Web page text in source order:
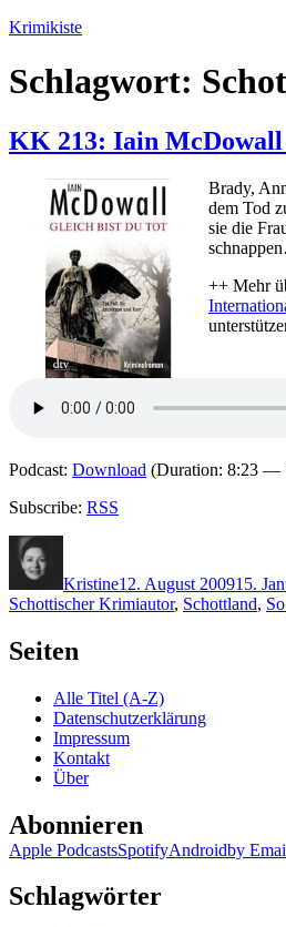
Zum
springen
Krimikiste
Schlagwort:
KK 213: Iain
Brady,
dem Tod
sie die
++ Mehr
Podcast: Download (Duration: 8:23 —
Subscribe: RSS
Kristine12. August 200915.
Schottischer Krimiautor, Schottland,
Seiten
Alle Titel (A-Z)
Datenschutzerklärung
Impressum
Kontakt
Über
Abonnieren
Apple PodcastsSpotifyAndroidby
Schlagwörter